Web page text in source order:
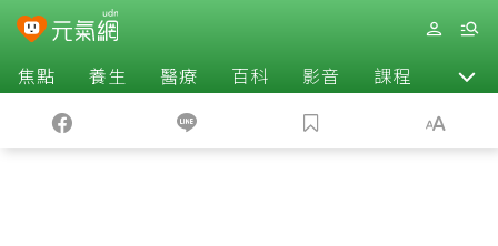
焦點 養生 醫療 百科 影音 課程 退休